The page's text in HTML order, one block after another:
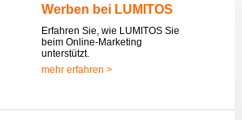
Werben bei LUMITOS
Erfahren Sie, wie LUMITOS Sie
beim Online-Marketing
unterstützt.
mehr erfahren >